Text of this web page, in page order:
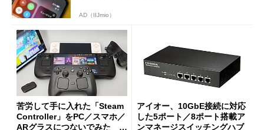
AD（IIJmio）
苦労して手に入れた「Steam
Controller」をPC／スマホ／
ARグラスにつないでみた ゲ
アイオー、10GbE接続に対応
した5ポート／8ポート搭載ア
ンマネージスイッチングハブ